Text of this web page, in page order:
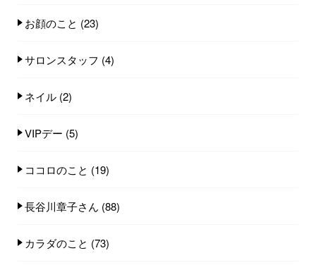
お顔のこと (23)
サロンスタッフ (4)
ネイル (2)
VIPデー (5)
ココロのこと (19)
長谷川章子さん (88)
カラダのこと (73)